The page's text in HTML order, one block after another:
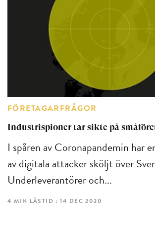
FÖRETAGARFRÅGOR
Industrispioner tar sikte på
I spåren av Coronapandemin har
av digitala attacker sköljt över
Underleverantörer och...
4 MIN LÄSTID : 14 DEC 2020